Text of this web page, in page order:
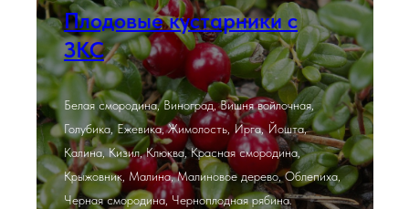
Плодовые кустарники с
ЗКС
Белая смородина, Виноград, Вишня войлочная,
Голубика, Ежевика, Жимолость, Ирга, Йошта,
Калина, Кизил, Клюква, Красная смородина,
Крыжовник, Малина, Малиновое дерево, Облепиха,
Черная смородина, Черноплодная рябина.